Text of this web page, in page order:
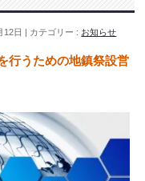
12日 カテゴリー : お知らせ
行うための地鎮祭設営